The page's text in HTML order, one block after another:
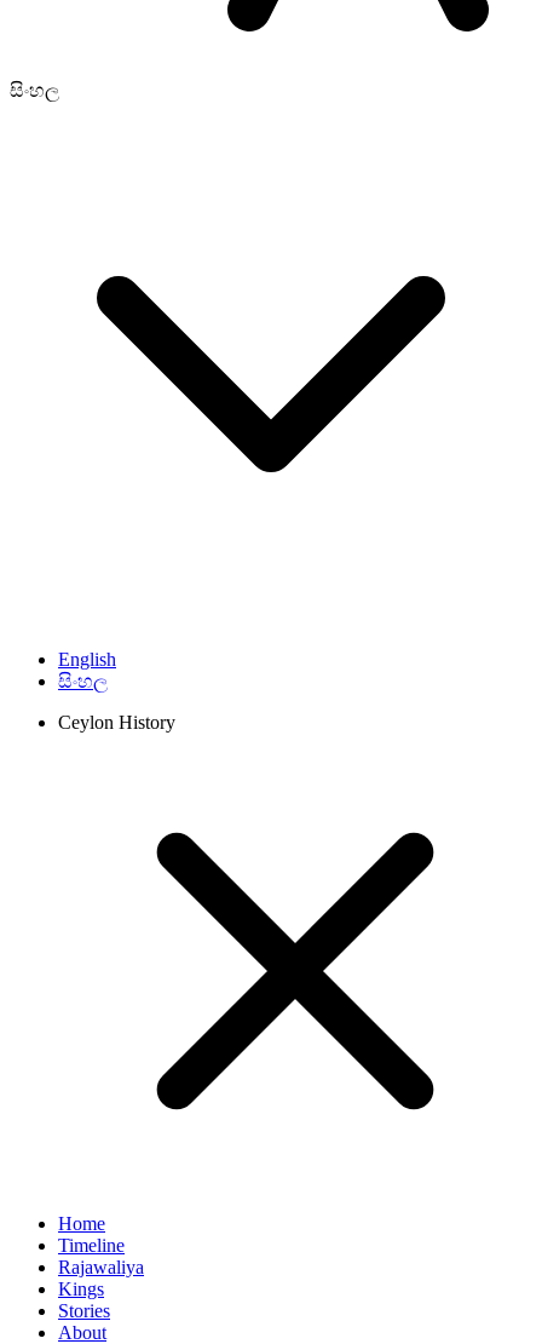
සිංහල
English
සිංහල
Ceylon History
Home
Timeline
Rajawaliya
Kings
Stories
About